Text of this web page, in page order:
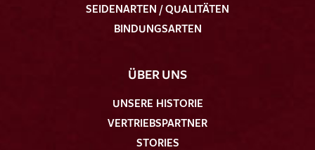
SEIDENARTEN / QUALITÄTEN
BINDUNGSARTEN
ÜBER UNS
UNSERE HISTORIE
VERTRIEBSPARTNER
STORIES